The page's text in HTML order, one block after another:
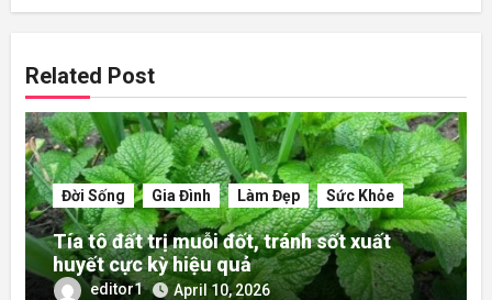
Related Post
Đời Sống Gia Đình Làm Đẹp Sức Khỏe
Tía tô đất trị muỗi đốt, tránh sốt xuất
huyết cực kỳ hiệu quả
editor1 April 10, 2026